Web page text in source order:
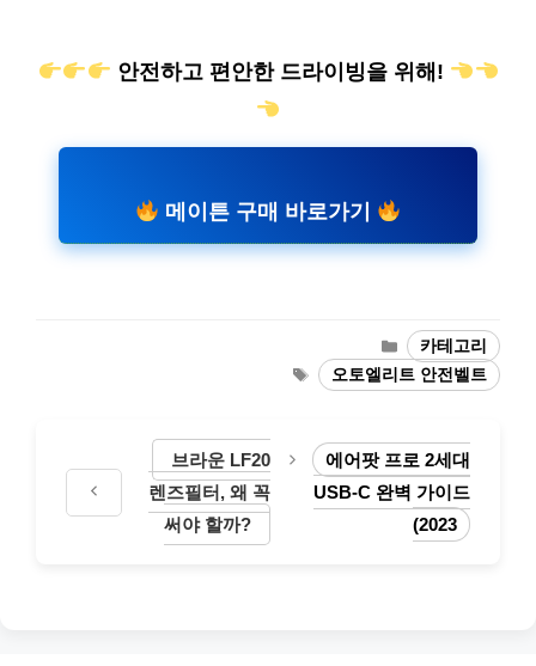
안전하고 편안한 드라이빙을 위해!
메이튼 구매 바로가기
카
테
고
카테고리
태
그
오토엘리트 안전벨트
브라운 LF20
렌즈필터, 왜 꼭
써야 할까?
에어팟 프로 2세대
USB-C 완벽 가이드
(2023